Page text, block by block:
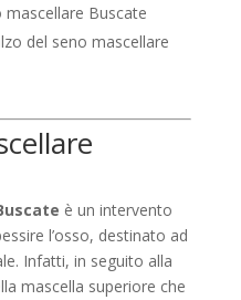
mascellare Buscate
del seno mascellare
è un intervento
l’osso, destinato ad
Infatti, in seguito alla
mascella superiore che